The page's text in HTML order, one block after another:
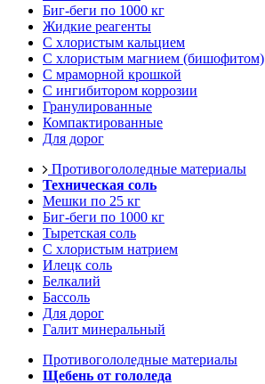
Биг-беги по 1000 кг
Жидкие реагенты
С хлористым кальцием
С хлористым магнием (бишофитом)
С мраморной крошкой
С ингибитором коррозии
Гранулированные
Компактированные
Для дорог
Противогололедные материалы
Техническая соль
Мешки по 25 кг
Биг-беги по 1000 кг
Тыретская соль
С хлористым натрием
Илецк соль
Белкалий
Бассоль
Для дорог
Галит минеральный
Противогололедные материалы
Щебень от гололеда